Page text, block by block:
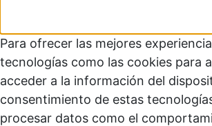
Para ofrecer las mejores
tecnologías como las cookies para
acceder a la información del
consentimiento de estas
procesar datos como el